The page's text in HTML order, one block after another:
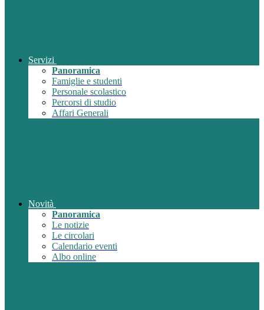
Servizi
Panoramica
Famiglie e studenti
Personale scolastico
Percorsi di studio
Affari Generali
Novità
Panoramica
Le notizie
Le circolari
Calendario eventi
Albo online